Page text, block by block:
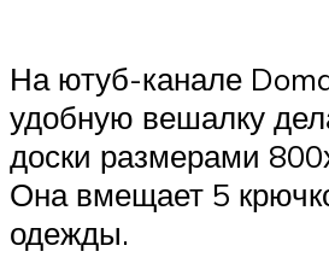
На ютуб-канале
удобную вешалку
доски размерами
Она вмещает 5
одежды.